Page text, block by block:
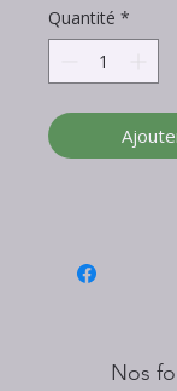
Quantité *
Nos